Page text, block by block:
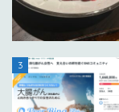
3